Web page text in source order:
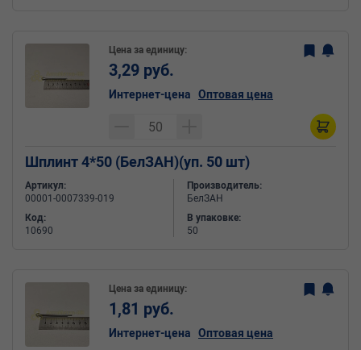
Шплинт 4*50 (БелЗАН)(уп. 50 шт)
Артикул:
00001-0007339-019
Код:
10690
Производитель:
БелЗАН
В упаковке:
50
Цена за единицу:
3,29 руб.
Интернет-цена Оптовая цена
Цена за единицу:
1,81 руб.
Интернет-цена Оптовая цена